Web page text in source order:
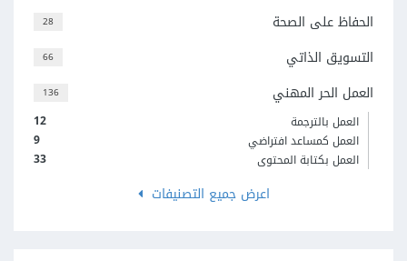
28 الحفاظ على الصحة
66 التسويق الذاتي
136 العمل الحر المهني
12
العمل بالترجمة
9
العمل كمساعد افتراضي
33
العمل بكتابة المحتوى
اعرض جميع التصنيفات